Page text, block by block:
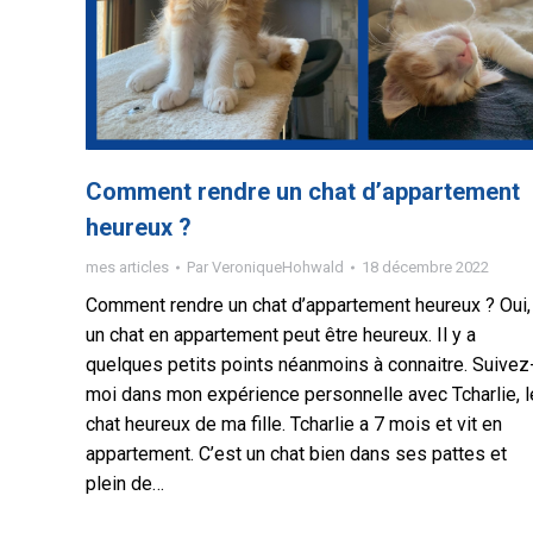
Comment rendre un chat d’appartement
heureux ?
mes articles Par VeroniqueHohwald 18 décembre 2022
Comment rendre un chat d’appartement heureux ? Oui,
un chat en appartement peut être heureux. Il y a
quelques petits points néanmoins à connaitre.
moi dans mon expérience personnelle avec Tcharlie,
chat heureux de ma fille. Tcharlie a 7 mois et vit en
appartement. C’est un chat bien dans ses pattes et
plein de…